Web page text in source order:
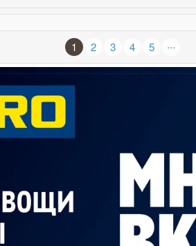
1 2 3 4 5 ...